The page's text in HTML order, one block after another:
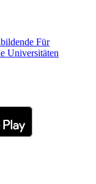
Für
Universitäten